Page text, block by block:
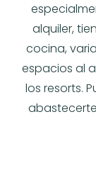
alquiler,
cocina,
espacios al
los resorts.